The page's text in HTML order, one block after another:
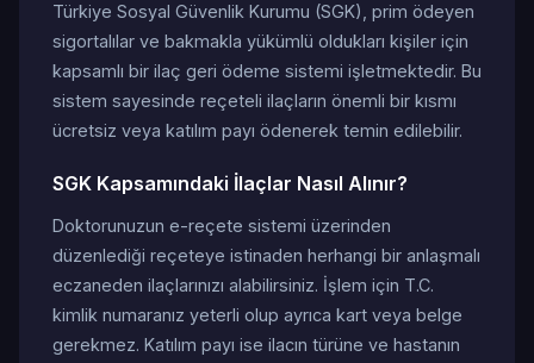
Türkiye Sosyal Güvenlik Kurumu (SGK), prim ödeyen
sigortalılar ve bakmakla yükümlü oldukları kişiler için
kapsamlı bir ilaç geri ödeme sistemi işletmektedir. Bu
sistem sayesinde reçeteli ilaçların önemli bir kısmı
ücretsiz veya katılım payı ödenerek temin edilebilir.
SGK Kapsamındaki İlaçlar Nasıl Alınır?
Doktorunuzun e-reçete sistemi üzerinden
düzenlediği reçeteye istinaden herhangi bir anlaşmalı
eczaneden ilaçlarınızı alabilirsiniz. İşlem için T.C.
kimlik numaranız yeterli olup ayrıca kart veya belge
gerekmez. Katılım payı ise ilacın türüne ve hastanın